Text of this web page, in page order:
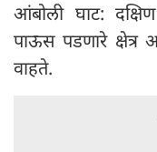
आंबोली घाट: दक्षिण
पाऊस पडणारे
वाहते.